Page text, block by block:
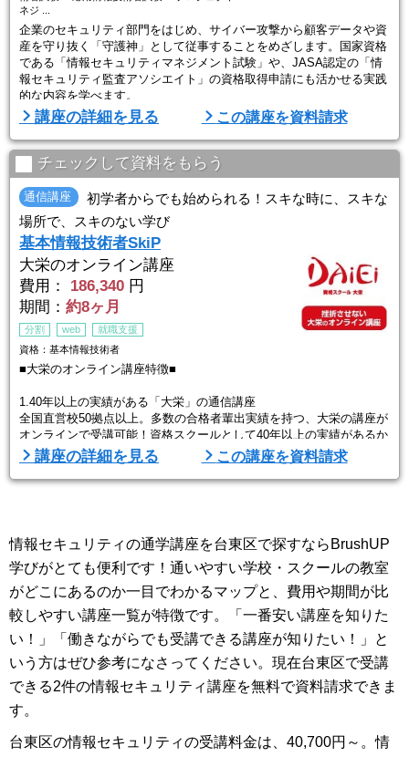
ネジ ...
企業のセキュリティ部門をはじめ、サイバー攻撃から顧客データや資
産を守り抜く「守護神」として従事することをめざします。国家資格
である「情報セキュリティマネジメント試験」や、JASA認定の「情
報セキュリティ監査アソシエイト」の資格取得申請にも活かせる実践
的な内容を学べます。
【サイバー大学について】
2007年にソフトバンクグループが開学（文部科学省認可）した、10
0％オンラインで学べる大学で、授業は24時間いつでも受講OK。自宅
でも、カフェでも、移動中でも、自分のライフスタイルに合わせて学
べます ...
講座の詳細を見る この講座を資料請求
チェックして資料をもらう
通信講座
初学者からでも始められる！スキな時に、スキな
場所で、スキのない学び
基本情報技術者SkiP
大栄のオンライン講座
費用：
186,340 円
期間： 約8ヶ月
分割 web
就職支援
資格：基本情報技術者
■大栄のオンライン講座特徴■
1.40年以上の実績がある「大栄」の通信講座
全国直営校50拠点以上。多数の合格者輩出実績を持つ、大栄の講座が
オンラインで受講可能！資格スクールとして40年以上の実績があるか
ら、内容も任せて安心。それほど合格ノウハウが凝縮されている内容
です。
リングを行い、学習の進捗確認や学習に対する疑問点にお応えしま
す。
学習内容の理解度や進捗を確認しながら、受講 ...
講座の詳細を見る この講座を資料請求
情報セキュリティの通学講座を台東区で探すならBrushUP
学びがとても便利です！通いやすい学校・スクールの教室
がどこにあるのか一目でわかるマップと、費用や期間が比
較しやすい講座一覧が特徴です。「一番安い講座を知りた
い！」「働きながらでも受講できる講座が知りたい！」と
いう方はぜひ参考になさってください。現在台東区で受講
できる2件の情報セキュリティ講座を無料で資料請求できま
す。
台東区の情報セキュリティの受講料金は、40,700円～。情